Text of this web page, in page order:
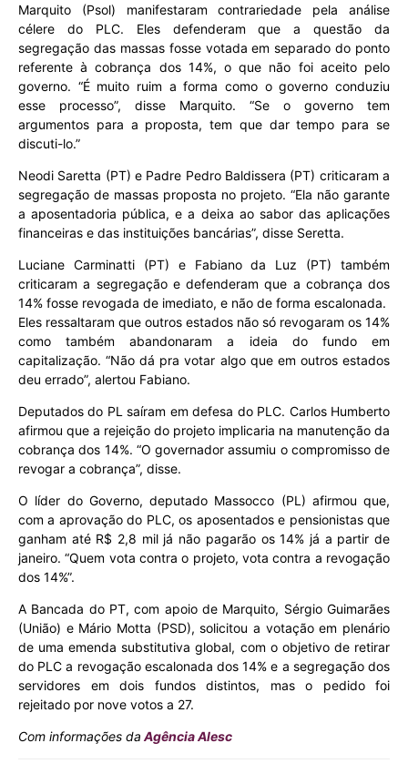
Marquito (Psol) manifestaram contrariedade pela análise
célere do PLC. Eles defenderam que a questão da
segregação das massas fosse votada em separado do ponto
referente à cobrança dos 14%, o que não foi aceito pelo
governo. “É muito ruim a forma como o governo conduziu
esse processo”, disse Marquito. “Se o governo tem
argumentos para a proposta, tem que dar tempo para se
discuti-lo.”
Neodi Saretta (PT) e Padre Pedro Baldissera (PT) criticaram a
segregação de massas proposta no projeto. “Ela não garante
a aposentadoria pública, e a deixa ao sabor das aplicações
financeiras e das instituições bancárias”, disse Seretta.
Luciane Carminatti (PT) e Fabiano da Luz (PT) também
criticaram a segregação e defenderam que a cobrança dos
14% fosse revogada de imediato, e não de forma escalonada.
Eles ressaltaram que outros estados não só revogaram os 14%
como também abandonaram a ideia do fundo em
capitalização. “Não dá pra votar algo que em outros estados
deu errado”, alertou Fabiano.
Deputados do PL saíram em defesa do PLC. Carlos Humberto
afirmou que a rejeição do projeto implicaria na manutenção da
cobrança dos 14%. “O governador assumiu o compromisso de
revogar a cobrança”, disse.
O líder do Governo, deputado Massocco (PL) afirmou que,
com a aprovação do PLC, os aposentados e pensionistas que
ganham até R$ 2,8 mil já não pagarão os 14% já a partir de
janeiro. “Quem vota contra o projeto, vota contra a revogação
dos 14%”.
A Bancada do PT, com apoio de Marquito, Sérgio Guimarães
(União) e Mário Motta (PSD), solicitou a votação em plenário
de uma emenda substitutiva global, com o objetivo de retirar
do PLC a revogação escalonada dos 14% e a segregação dos
servidores em dois fundos distintos, mas o pedido foi
rejeitado por nove votos a 27.
Com informações da Agência Alesc